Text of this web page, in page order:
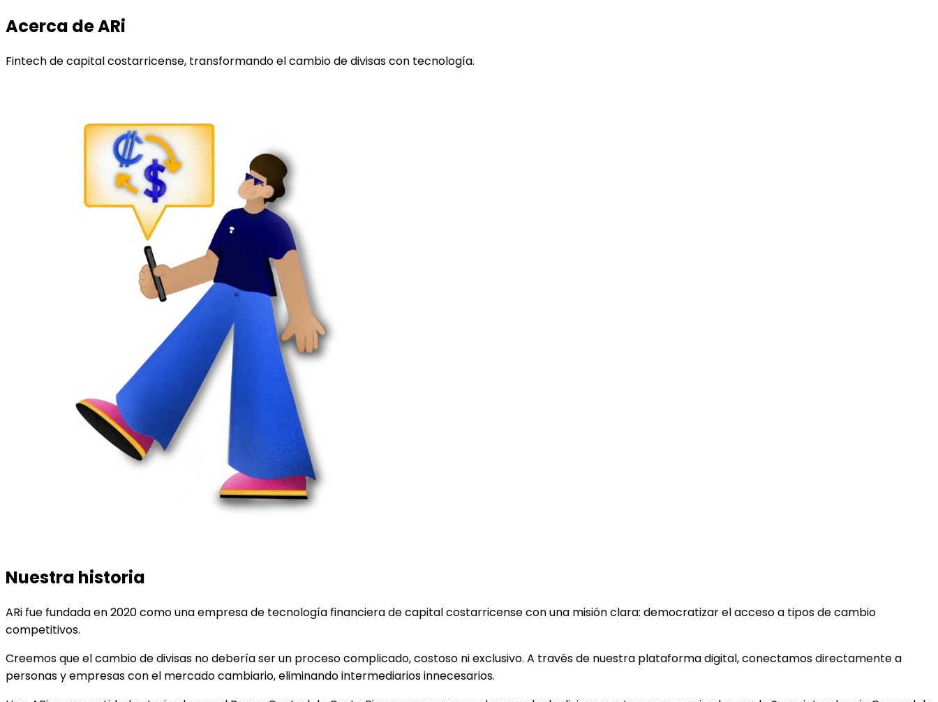
Acerca de ARi
Fintech de capital costarricense, transformando el cambio de divisas con tecnología.
Nuestra historia
ARi fue fundada en 2020 como una empresa de tecnología financiera de capital costarricense con una misión clara: democratizar el acceso a tipos de cambio
competitivos.
Creemos que el cambio de divisas no debería ser un proceso complicado, costoso ni exclusivo. A través de nuestra plataforma digital, conectamos directamente a
personas y empresas con el mercado cambiario, eliminando intermediarios innecesarios.